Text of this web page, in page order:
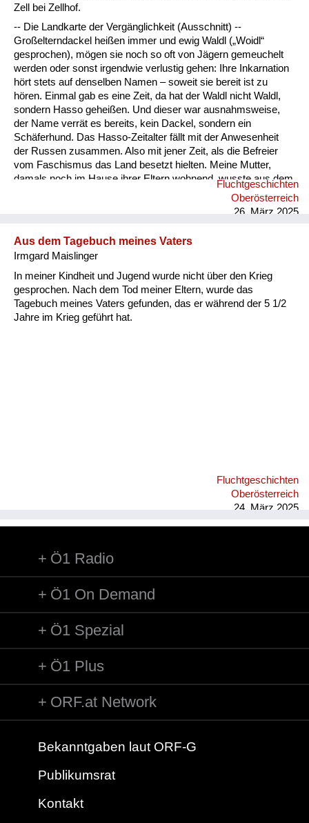
Zell bei Zellhof.
-- Die Landkarte der Vergänglichkeit (Ausschnitt) --
Großelterndackel heißen immer und ewig Waldl („Woidl“
gesprochen), mögen sie noch so oft von Jägern gemeuchelt
werden oder sonst irgendwie verlustig gehen: Ihre Inkarnation
hört stets auf denselben Namen – soweit sie bereit ist zu
hören. Einmal gab es eine Zeit, da hat der Waldl nicht Waldl,
sondern Hasso geheißen. Und dieser war ausnahmsweise,
der Name verrät es bereits, kein Dackel, sondern ein
Schäferhund. Das Hasso-Zeitalter fällt mit der Anwesenheit
der Russen zusammen. Also mit jener Zeit, als die Befreier
vom Faschismus das Land besetzt hielten. Meine Mutter,
damals noch im Hause ihrer Eltern wohnend, wusste aus dem
Hasso-Zeitalter beiläufig das zu berichten: Eines Tages fuhr
ein Lastwagen mit Russen vor ihrem Hofe vor, hielt an, und die
Meiner Großmutter gegenüber vorgebend, das Haus nach
Bildern des schnauzbärtigen Gröfaz (=größter Feldherr aller
Zeite...
Fluchtgeschichten
Oberösterreich
26. März 2025
Aus dem Tagebuch meines Vaters
Irmgard Maislinger
In meiner Kindheit und Jugend wurde nicht über den Krieg
gesprochen. Nach dem Tod meiner Eltern, wurde das
Tagebuch meines Vaters gefunden, das er während der 5 1/2
Jahre im Krieg geführt hat.
Fluchtgeschichten
Oberösterreich
24. März 2025
Ö1 Radio
Ö1 On Demand
Ö1 Spezial
Ö1 Plus
ORF.at Network
Bekanntgaben laut ORF-G
Publikumsrat
Kontakt